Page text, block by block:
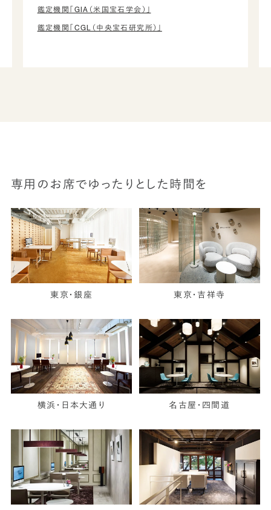
鑑定機関「GIA（米国宝石学会）」
鑑定機関「CGL（中央宝石研究所）」
専用のお席でゆったりとした時間を
東京・銀座 東京・吉祥寺
横浜・日本大通り 名古屋・四間道